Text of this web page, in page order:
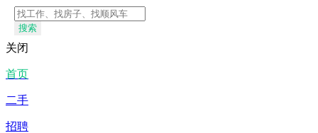
搜索
关闭
首页
二手
招聘